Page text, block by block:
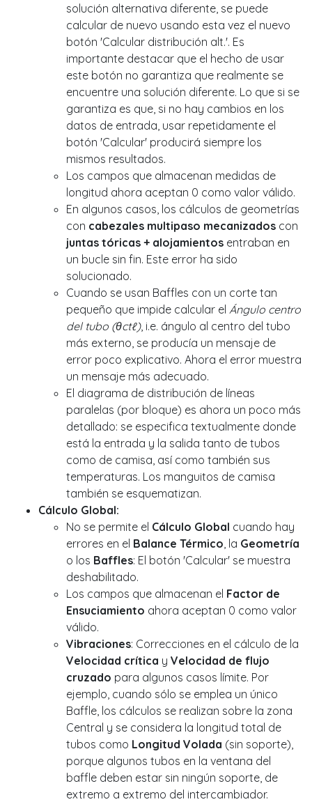
solución alternativa diferente, se puede
calcular de nuevo usando esta vez el nuevo
botón 'Calcular distribución alt.'. Es
importante destacar que el hecho de usar
este botón no garantiza que realmente se
encuentre una solución diferente. Lo que si se
garantiza es que, si no hay cambios en los
datos de entrada, usar repetidamente el
botón 'Calcular' producirá siempre los
mismos resultados.
Los campos que almacenan medidas de
longitud ahora aceptan 0 como valor válido.
En algunos casos, los cálculos de geometrías
con cabezales multipaso mecanizados con
juntas tóricas + alojamientos entraban en
un bucle sin fin. Este error ha sido
solucionado.
Cuando se usan Baffles con un corte tan
pequeño que impide calcular el Ángulo centro
del tubo (θctℓ), i.e. ángulo al centro del tubo
más externo, se producía un mensaje de
error poco explicativo. Ahora el error muestra
un mensaje más adecuado.
El diagrama de distribución de líneas
paralelas (por bloque) es ahora un poco más
detallado: se especifica textualmente donde
está la entrada y la salida tanto de tubos
como de camisa, así como también sus
temperaturas. Los manguitos de camisa
también se esquematizan.
Cálculo Global:
No se permite el Cálculo Global cuando hay
errores en el Balance Térmico , la Geometría
o los Baffles: El botón 'Calcular' se muestra
deshabilitado.
Los campos que almacenan el Factor de
Ensuciamiento ahora aceptan 0 como valor
válido.
Vibraciones: Correcciones en el cálculo de la
Velocidad crítica y Velocidad de flujo
cruzado para algunos casos límite. Por
ejemplo, cuando sólo se emplea un único
Baffle, los cálculos se realizan sobre la zona
Central y se considera la longitud total de
tubos como Longitud Volada (sin soporte),
porque algunos tubos en la ventana del
baffle deben estar sin ningún soporte, de
extremo a extremo del intercambiador.